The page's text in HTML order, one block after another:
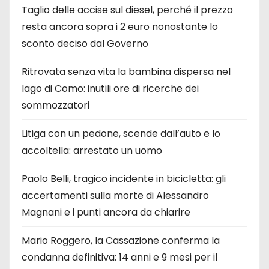
Taglio delle accise sul diesel, perché il prezzo
resta ancora sopra i 2 euro nonostante lo
sconto deciso dal Governo
Ritrovata senza vita la bambina dispersa nel
lago di Como: inutili ore di ricerche dei
sommozzatori
Litiga con un pedone, scende dall’auto e lo
accoltella: arrestato un uomo
Paolo Belli, tragico incidente in bicicletta: gli
accertamenti sulla morte di Alessandro
Magnani e i punti ancora da chiarire
Mario Roggero, la Cassazione conferma la
condanna definitiva: 14 anni e 9 mesi per il